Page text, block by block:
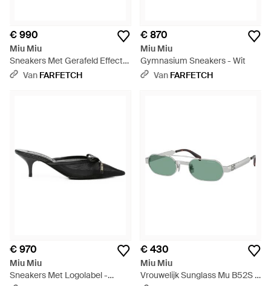
€ 990
Miu Miu
Sneakers Met Gerafeld Effect
En Gespdetail - Wit
Van FARFETCH
€ 870
Miu Miu
Gymnasium Sneakers - Wit
Van FARFETCH
€ 970
Miu Miu
Sneakers Met Logolabel -
€ 430
Miu Miu
Vrouwelijk Sunglass Mu B52S -